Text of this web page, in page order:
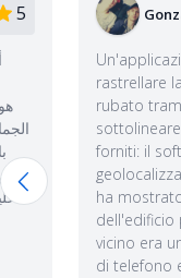
5
ha aiutato a
mio telefono
piace
l'insieme di dati
la
mio iPhone,
la direzione
il numero